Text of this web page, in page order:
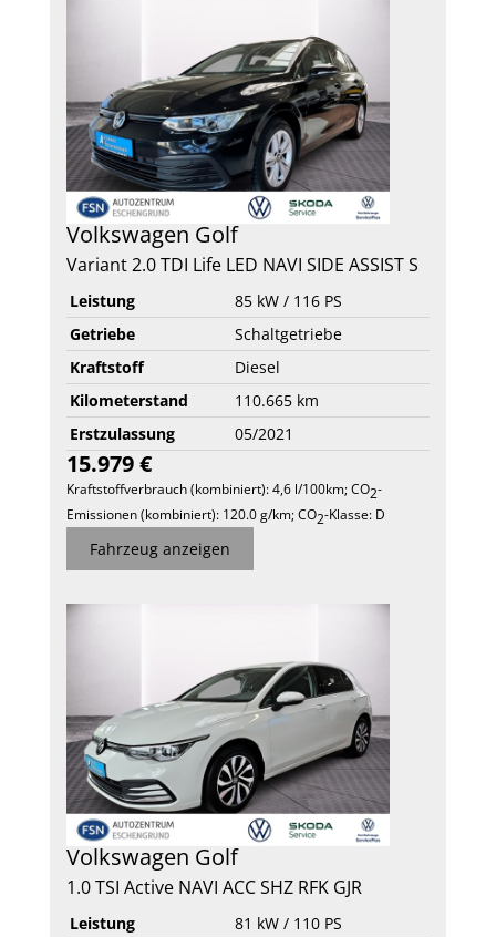
Volkswagen Golf
Variant 2.0 TDI Life LED NAVI SIDE ASSIST S
Leistung
85 kW / 116 PS
Getriebe
Schaltgetriebe
Kraftstoff
Diesel
Kilometerstand
110.665 km
Erstzulassung
05/2021
15.979 €
Kraftstoffverbrauch (kombiniert):4,6 l/100km;CO2-
Emissionen (kombiniert): 120.0 g/km;CO2-Klasse: D
Fahrzeug anzeigen
Volkswagen Golf
1.0 TSI Active NAVI ACC SHZ RFK GJR
Leistung
81 kW / 110 PS